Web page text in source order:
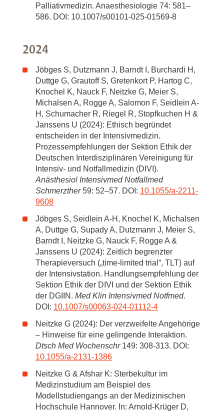
Palliativmedizin. Anaesthesiologie 74: 581–
586. DOI: 10.1007/s00101-025-01569-8
2024
Jöbges S, Dutzmann J, Barndt I, Burchardi H,
Duttge G, Grautoff S, Gretenkort P, Hartog C,
Knochel K, Nauck F, Neitzke G, Meier S,
Michalsen A, Rogge A, Salomon F, Seidlein A-
H, Schumacher R, Riegel R, Stopfkuchen H &
Janssens U (2024): Ethisch begründet
entscheiden in der Intensivmedizin.
Prozessempfehlungen der Sektion Ethik der
Deutschen Interdisziplinären Vereinigung für
Intensiv- und Notfallmedizin (DIVI).
Anästhesiol Intensivmed Notfallmed
Schmerzther59: 52–57. DOI: 10.1055/a-2211-
9608
Jöbges S, Seidlein A-H, Knochel K, Michalsen
A, Duttge G, Supady A, Dutzmann J, Meier S,
Barndt I, Neitzke G, Nauck F, Rogge A &
Janssens U (2024): Zeitlich begrenzter
Therapieversuch („time-limited trial“, TLT) auf
der Intensivstation. Handlungsempfehlung der
Sektion Ethik der DIVI und der Sektion Ethik
der DGIIN. Med Klin Intensivmed Notfmed.
DOI: 10.1007/s00063-024-01112-4
Neitzke G (2024): Der verzweifelte Angehörige
– Hinweise für eine gelingende Interaktion.
Dtsch Med Wochenschr149: 308-313. DOI:
10.1055/a-2131-1386
Neitzke G & Afshar K: Sterbekultur im
Medizinstudium am Beispiel des
Modellstudiengangs an der Medizinischen
Hochschule Hannover. In: Arnold-Krüger D,